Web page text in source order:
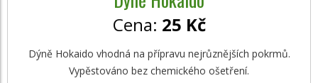
Cena: 25 Kč
Dýně Hokaido vhodná na přípravu nejrůznějších pokrmů.
Vypěstováno bez chemického ošetření.